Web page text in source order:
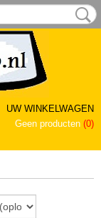
UW WINKELWAGEN
Geen producten (0)